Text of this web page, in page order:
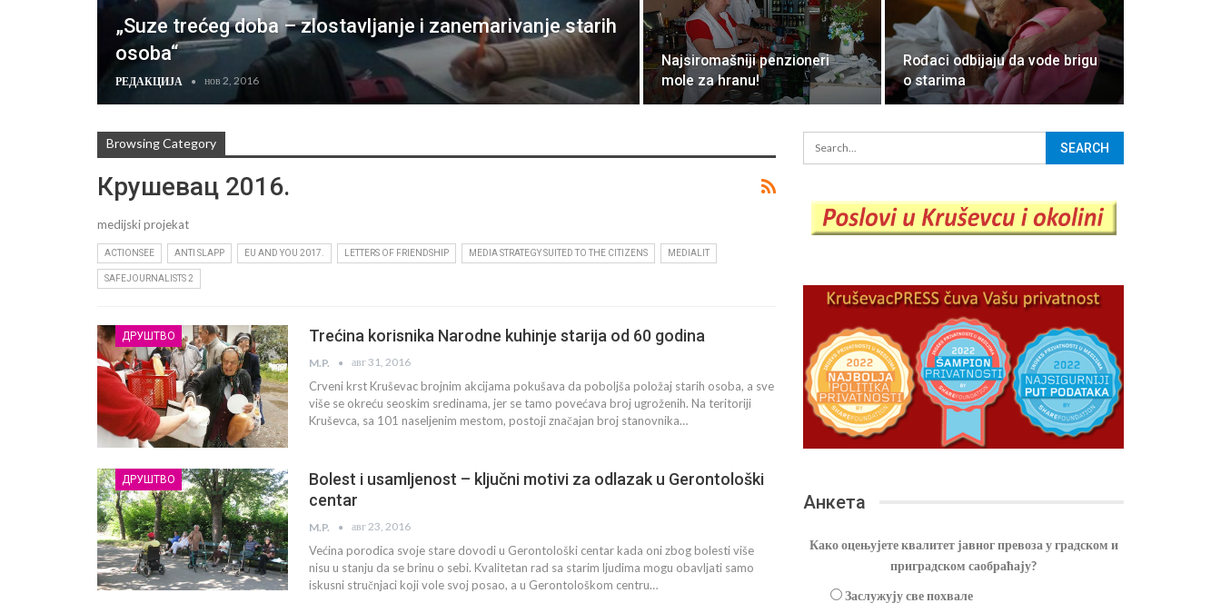
„Suze trećeg doba – zlostavljanje i zanemarivanje starih
osoba“
РЕДАКЦИЈА нов 2, 2016
Najsiromašniji penzioneri
mole za hranu!
Rođaci odbijaju da vode brigu
o starima
Browsing Category
Крушевац 2016.
medijski projekat
ACTIONSEE ANTI SLAPP EU AND YOU 2017. LETTERS OF FRIENDSHIP MEDIA STRATEGY SUITED TO THE CITIZENS MEDIALIT
SAFEJOURNALISTS 2
ДРУШТВО Trećina korisnika Narodne kuhinje starija od 60 godina
M.P. авг 31, 2016
Crveni krst Kruševac brojnim akcijama pokušava da poboljša položaj starih osoba, a sve
više se okreću seoskim sredinama, jer se tamo povećava broj ugroženih. Na teritoriji
Kruševca, sa 101 naseljenim mestom, postoji značajan broj stanovnika…
ДРУШТВО
Bolest i usamljenost – ključni motivi za odlazak u Gerontološki
centar
M.P. авг 23, 2016
Većina porodica svoje stare dovodi u Gerontološki centar kada oni zbog bolesti više
nisu u stanju da se brinu o sebi. Kvalitetan rad sa starim ljudima mogu obavljati samo
iskusni stručnjaci koji vole svoj posao, a u Gerontološkom centru…
Анкета
Како оцењујете квалитет јавног превоза у градском и
приградском саобраћају?
Заслужују све похвале